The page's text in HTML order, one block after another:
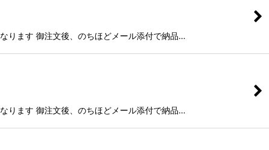
す 御注文後、のちほどメール添付で納品…
す 御注文後、のちほどメール添付で納品…